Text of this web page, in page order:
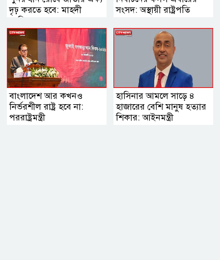
দৃঢ় করতে হবে: মাহদী
আমিন
সংসদ: অস্থায়ী রাষ্ট্রপতি
বাংলাদেশ আর কখনও
নির্ভরশীল রাষ্ট্র হবে না:
পররাষ্ট্রমন্ত্রী
হাসিনার আমলে সাড়ে ৪
হাজারের বেশি মানুষ হত্যার
শিকার: আইনমন্ত্রী